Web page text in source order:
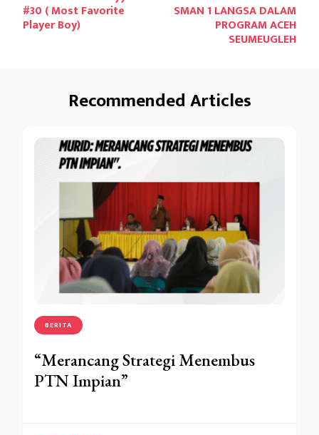
Navigation
#30 ( Most Favorite
Player Boy)
SMAN 1 LANGSA DALAM
PROGRAM ACEH
SEUMEUGLEH
Recommended Articles
BERITA
“Merancang Strategi Menembus
PTN Impian”